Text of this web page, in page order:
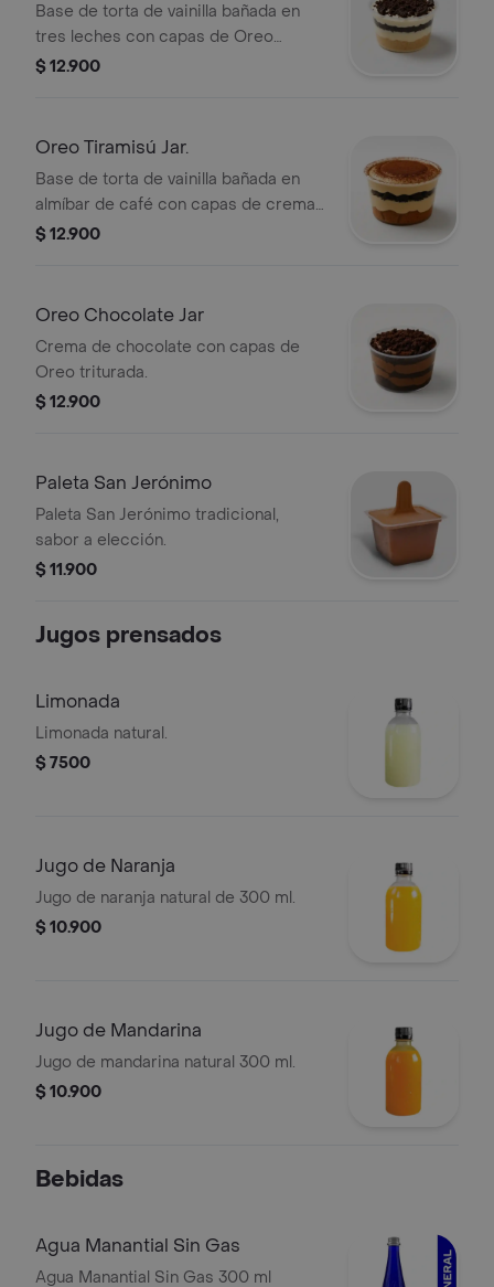
Base de torta de vainilla bañada en
tres leches con capas de Oreo
triturada.
$ 12.900
Oreo Tiramisú Jar.
Base de torta de vainilla bañada en
almíbar de café con capas de crema
y Oreo triturada.
$ 12.900
Oreo Chocolate Jar
Crema de chocolate con capas de
Oreo triturada.
$ 12.900
Paleta San Jerónimo
Paleta San Jerónimo tradicional,
sabor a elección.
$ 11.900
Jugos prensados
Limonada
Limonada natural.
$ 7500
Jugo de Naranja
Jugo de naranja natural de 300 ml.
$ 10.900
Jugo de Mandarina
Jugo de mandarina natural 300 ml.
$ 10.900
Bebidas
Agua Manantial Sin Gas
Agua Manantial Sin Gas 300 ml